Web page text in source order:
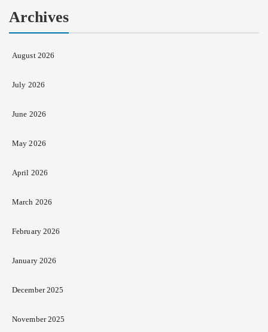
Archives
August 2026
July 2026
June 2026
May 2026
April 2026
March 2026
February 2026
January 2026
December 2025
November 2025